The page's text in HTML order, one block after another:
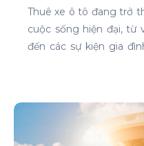
Thuê xe ô tô đang trở
cuộc sống hiện đại, từ
đến các sự kiện gia
cao điểm khi thuê xe
một cách thông minh